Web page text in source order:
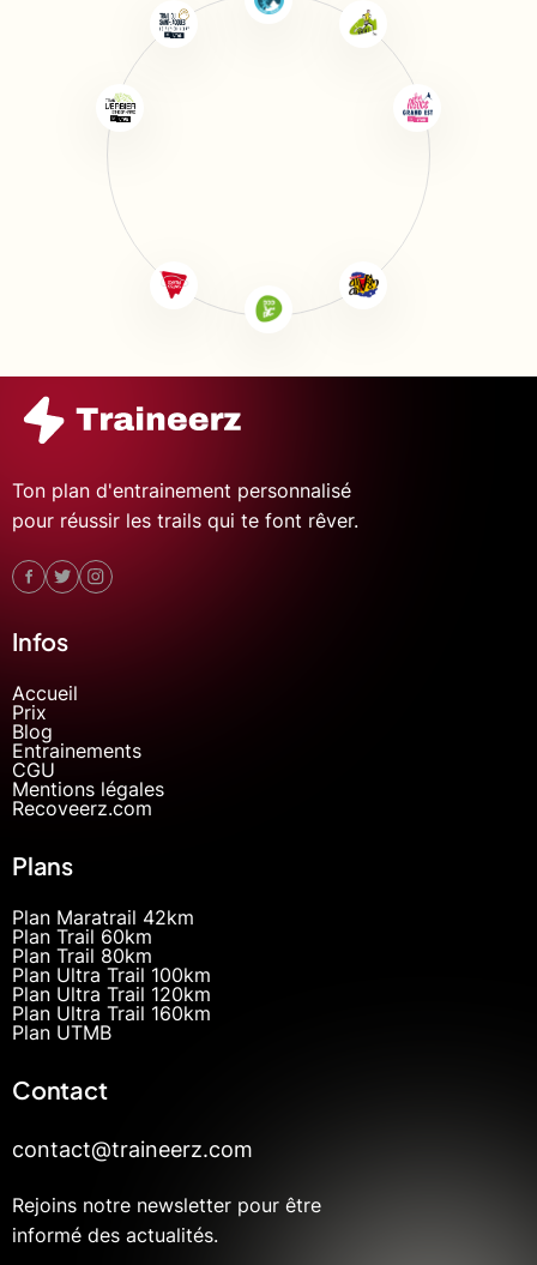
Ton plan d'entrainement personnalisé
pour réussir les trails qui te font rêver.
Infos
Accueil
Prix
Blog
Entrainements
CGU
Mentions légales
Recoveerz.com
Plans
Plan Maratrail 42km
Plan Trail 60km
Plan Trail 80km
Plan Ultra Trail 100km
Plan Ultra Trail 120km
Plan Ultra Trail 160km
Plan UTMB
Contact
contact@traineerz.com
Rejoins notre newsletter pour être
informé des actualités.